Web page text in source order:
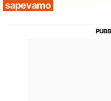
sapevamo